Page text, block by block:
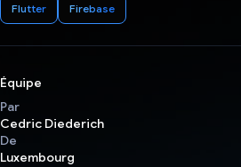
Flutter Firebase
Équipe
Par
Cedric Diederich
De
Luxembourg